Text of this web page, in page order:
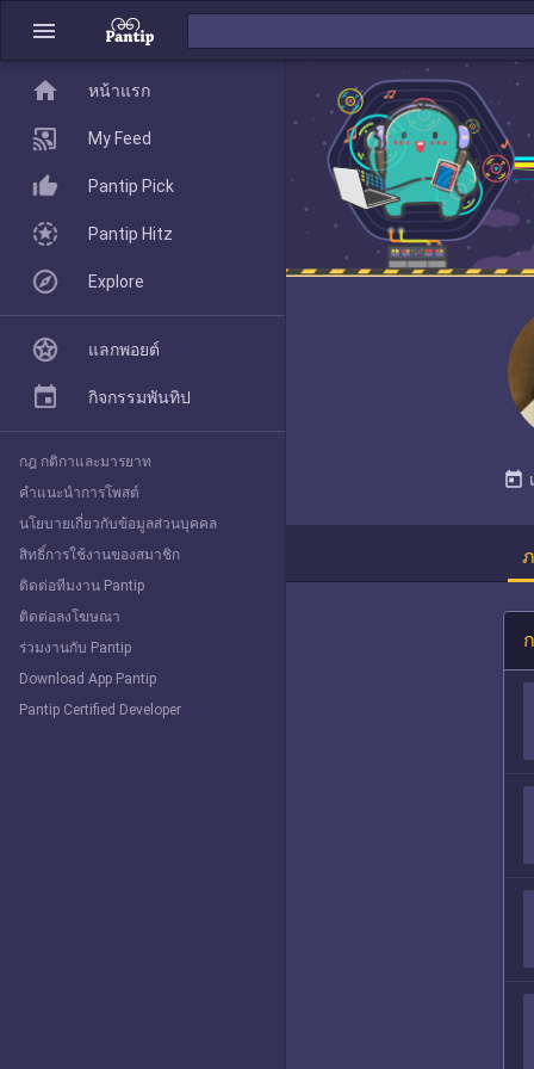
menu
today
home
Pantip Pick
Explore
home หน้าแรก
My Feed
Pantip Pick
Pantip Hitz
Explore
แลกพอยต์
กิจกรรมพันทิป
กฎ กติกาและมารยาท
คำแนะนำการโพสต์
นโยบายเกี่ยวกับข้อมูลส่วนบุคคล
สิทธิ์การใช้งานของสมาชิก
ติดต่อทีมงาน Pantip
ติดต่อลงโฆษณา
ร่วมงานกับ Pantip
Download App Pantip
Pantip Certified Developer